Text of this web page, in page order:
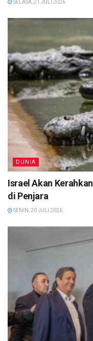
SELASA, 21 JULI 2026
DUNIA
Israel Akan
di Penjara
SENIN, 20 JULI 2026